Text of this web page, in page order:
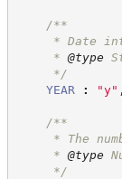
/**
* Date
* @type
*/
YEAR
: "y" ,
/**
* The
* @type
*/